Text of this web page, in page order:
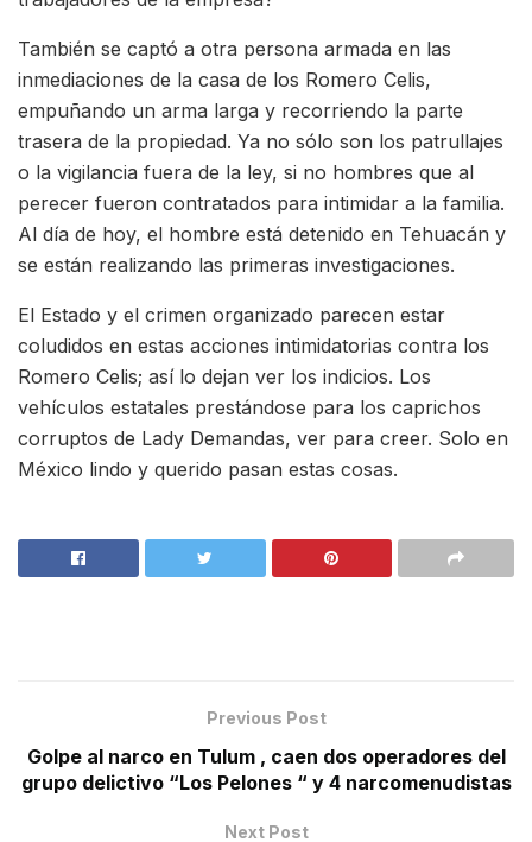
También se captó a otra persona armada en las
inmediaciones de la casa de los Romero Celis,
empuñando un arma larga y recorriendo la parte
trasera de la propiedad. Ya no sólo son los patrullajes
o la vigilancia fuera de la ley, si no hombres que al
perecer fueron contratados para intimidar a la familia.
Al día de hoy, el hombre está detenido en Tehuacán y
se están realizando las primeras investigaciones.
El Estado y el crimen organizado parecen estar
coludidos en estas acciones intimidatorias contra los
Romero Celis; así lo dejan ver los indicios. Los
vehículos estatales prestándose para los caprichos
corruptos de Lady Demandas, ver para creer. Solo en
México lindo y querido pasan estas cosas.
Previous Post
Golpe al narco en Tulum , caen dos operadores del
grupo delictivo “Los Pelones “ y 4 narcomenudistas
Next Post